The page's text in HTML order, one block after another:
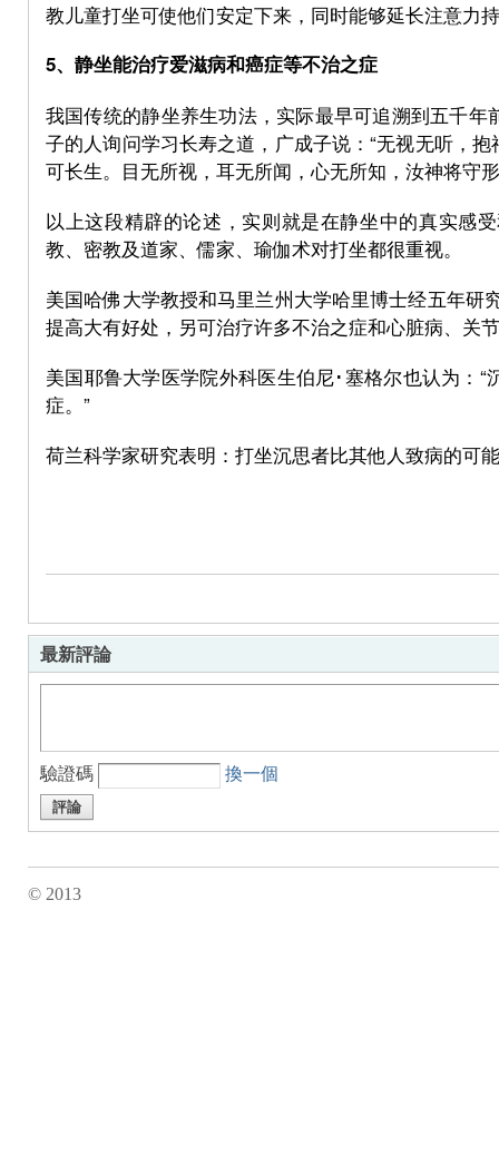
教儿童打坐可使他们安定下来，同时能够延长注意力
5、静坐能治疗爱滋病和癌症等不治之症
我国传统的静坐养生功法，实际最早可追溯到五千
子的人询问学习长寿之道，广成子说：“无视无听，
可长生。目无所视，耳无所闻，心无所知，汝神将守
以上这段精辟的论述，实则就是在静坐中的真实感
教、密教及道家、儒家、瑜伽术对打坐都很重视。
美国哈佛大学教授和马里兰州大学哈里博士经五年研
提高大有好处，另可治疗许多不治之症和心脏病、关
美国耶鲁大学医学院外科医生伯尼･塞格尔也认为：
症。”
荷兰科学家研究表明：打坐沉思者比其他人致病的可
最新評論
驗證碼 換一個
評論
© 2013